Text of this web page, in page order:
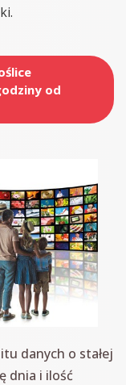
od
danych o stałej
dnia i ilość